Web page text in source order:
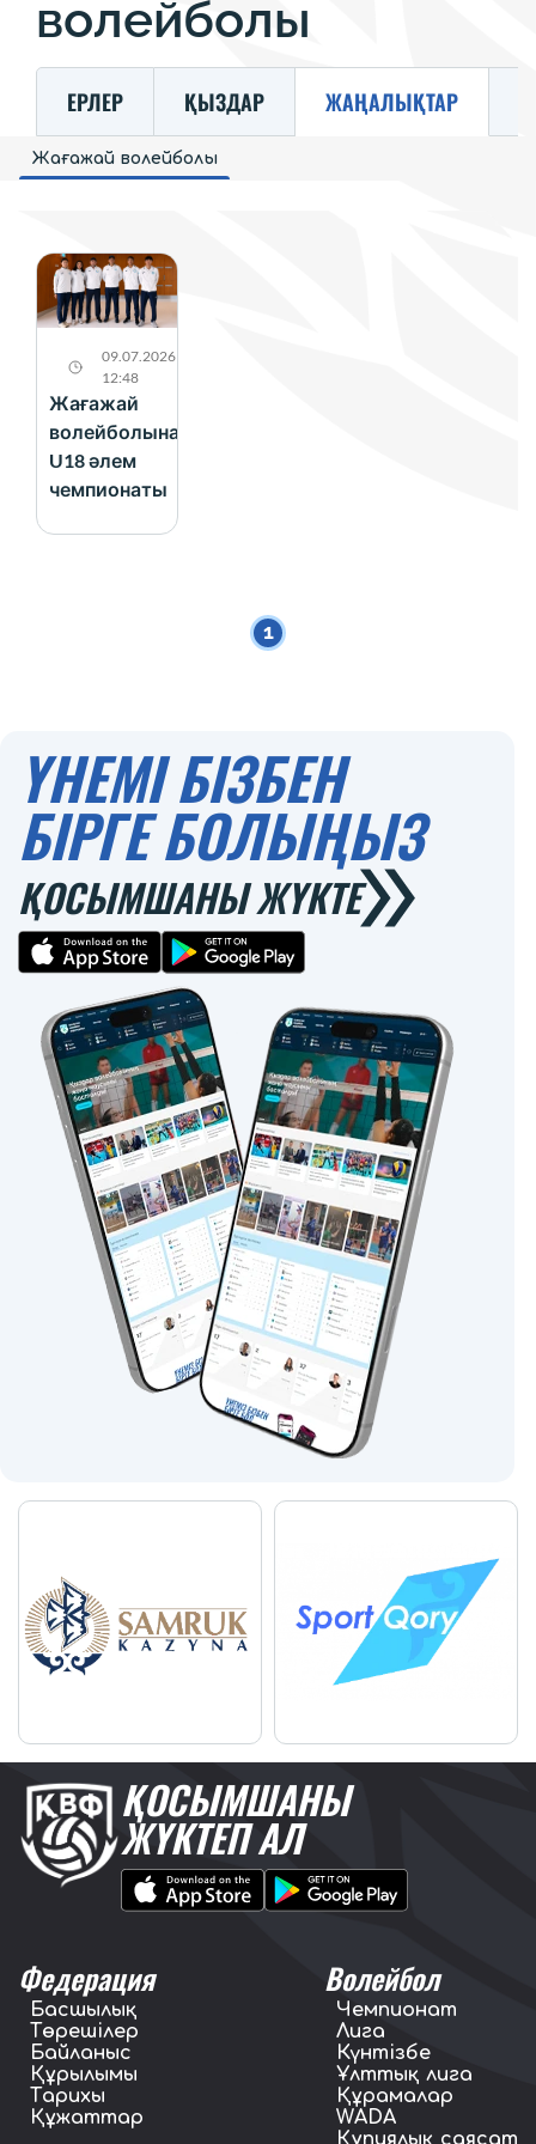
волейболы
ЕРЛЕР ҚЫЗДАР ЖАҢАЛЫҚТАР
Жағажай волейболы
09.07.2026
12:48
Жағажай
волейболынан
U18 әлем
чемпионаты
1
ҮНЕМІ БІЗБЕН
БІРГЕ БОЛЫҢЫЗ
ҚОСЫМШАНЫ ЖҮКТЕ
ҚОСЫМШАНЫ
ЖҮКТЕП АЛ
Федерация
Басшылық
Төрешілер
Байланыс
Құрылымы
Тарихы
Құжаттар
Волейбол
Чемпионат
Лига
Күнтізбе
Ұлттық лига
Құрамалар
WADA
Құпиялық саясат